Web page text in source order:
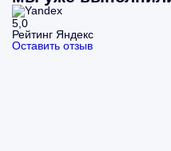
5,0
Рейтинг Яндекс
Оставить отзыв